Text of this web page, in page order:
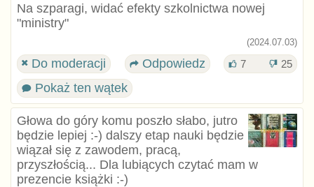
Na szparagi, widać efekty szkolnictwa nowej
"ministry"
(2024.07.03)
Do moderacji Odpowiedz 7 25
Pokaż ten wątek
Głowa do góry komu poszło słabo, jutro
będzie lepiej :⁠-⁠) dalszy etap nauki będzie
wiązał się z zawodem, pracą,
przyszłością... Dla lubiących czytać mam w
prezencie książki :⁠-⁠)